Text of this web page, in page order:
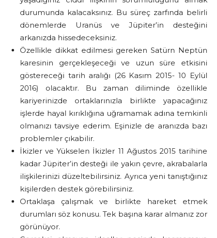
durumunda kalacaksınız. Bu süreç zarfında belirli
dönemlerde Uranüs ve Jüpiter’in desteğini
arkanızda hissedeceksiniz.
Özellikle dikkat edilmesi gereken Satürn Neptün
karesinin gerçekleşeceği ve uzun süre etkisini
göstereceği tarih aralığı (26 Kasım 2015- 10 Eylül
2016) olacaktır. Bu zaman diliminde özellikle
kariyerinizde ortaklarınızla birlikte yapacağınız
işlerde hayal kırıklığına uğramamak adına temkinli
olmanızı tavsiye ederim. Eşinizle de aranızda bazı
problemler çıkabilir.
İkizler ve Yükselen İkizler 11 Ağustos 2015 tarihine
kadar Jüpiter’in desteği ile yakın çevre, akrabalarla
ilişkilerinizi düzeltebilirsiniz. Ayrıca yeni tanıştığınız
kişilerden destek görebilirsiniz.
Ortaklaşa çalışmak ve birlikte hareket etmek
durumları söz konusu. Tek başına karar almanız zor
görünüyor.